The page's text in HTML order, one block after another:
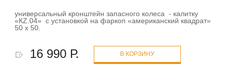
универсальный кронштейн запасного колеса - калитку
«КZ.04» с установкой на фаркоп «американский квадрат»
50 х 50.
16 990 Р. В КОРЗИНУ